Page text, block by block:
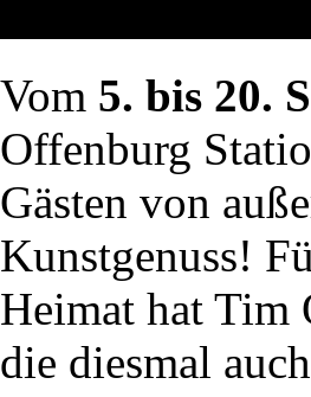
Vom 5. bis 20.
Offenburg
Gästen von
Kunstgenuss!
Heimat hat Tim
die diesmal